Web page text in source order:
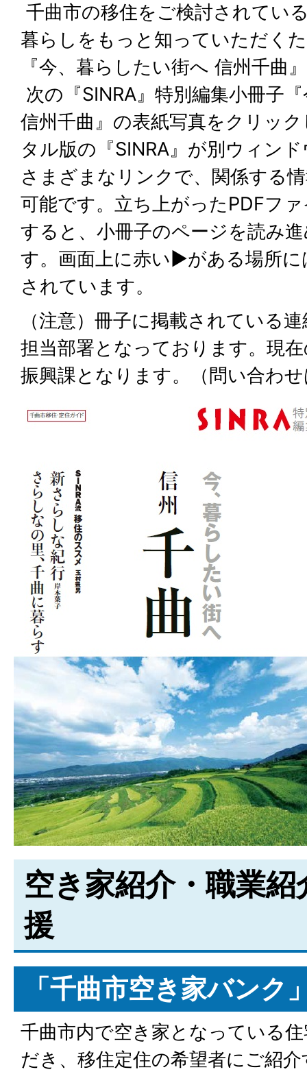
千曲市の移住をご検討されてい
暮らしをもっと知っていただく
『今、暮らしたい街へ 信州千曲
次の『SINRA』特別編集小冊子
信州千曲』の表紙写真をクリッ
タル版の『SINRA』が別ウィン
さまざまなリンクで、関係する
可能です。立ち上がったPDFフ
すると、小冊子のページを読み
す。画面上に赤い▶がある場所
されています。
（注意）冊子に掲載されている
担当部署となっております。現
振興課となります。（問い合わ
空き家紹介・職業
援
「千曲市空き家バンク
千曲市内で空き家となっている
だき、移住定住の希望者にご紹